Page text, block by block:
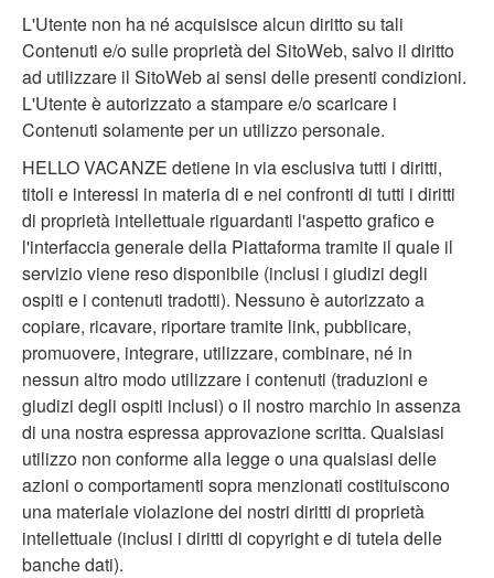
L'Utente non ha né acquisisce alcun diritto su tali
Contenuti e/o sulle proprietà del SitoWeb, salvo il diritto
ad utilizzare il SitoWeb ai sensi delle presenti condizioni.
L'Utente è autorizzato a stampare e/o scaricare i
Contenuti solamente per un utilizzo personale.
HELLO VACANZE detiene in via esclusiva tutti i diritti,
titoli e interessi in materia di e nei confronti di tutti i diritti
di proprietà intellettuale riguardanti l'aspetto grafico e
l'interfaccia generale della Piattaforma tramite il quale il
servizio viene reso disponibile (inclusi i giudizi degli
ospiti e i contenuti tradotti). Nessuno è autorizzato a
copiare, ricavare, riportare tramite link, pubblicare,
promuovere, integrare, utilizzare, combinare, né in
nessun altro modo utilizzare i contenuti (traduzioni e
giudizi degli ospiti inclusi) o il nostro marchio in assenza
di una nostra espressa approvazione scritta. Qualsiasi
utilizzo non conforme alla legge o una qualsiasi delle
azioni o comportamenti sopra menzionati costituiscono
una materiale violazione dei nostri diritti di proprietà
intellettuale (inclusi i diritti di copyright e di tutela delle
banche dati).